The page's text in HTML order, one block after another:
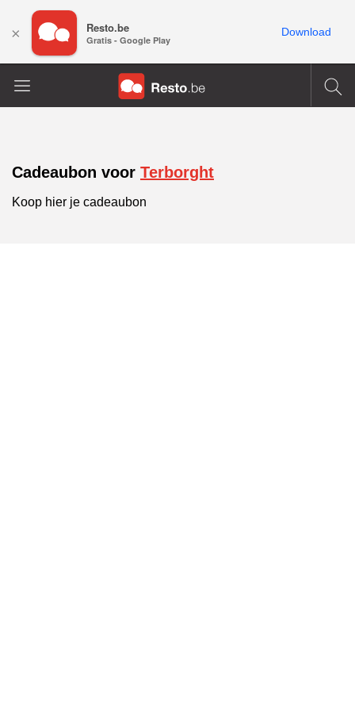
Cadeaubon voor Terborght
Koop hier je cadeaubon
× Resto.be
Gratis - Google Play
Download